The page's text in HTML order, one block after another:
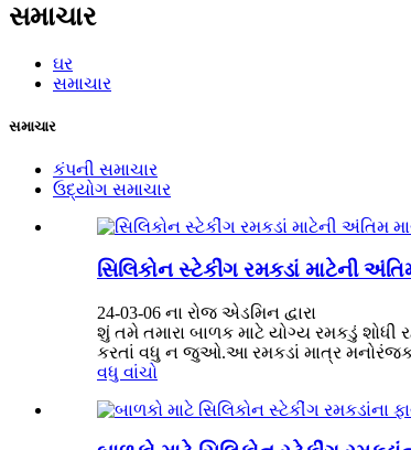
સમાચાર
ઘર
સમાચાર
સમાચાર
કંપની સમાચાર
ઉદ્યોગ સમાચાર
સિલિકોન સ્ટેકીંગ રમકડાં માટેની
24-03-06 ના રોજ એડમિન દ્વારા
શું તમે તમારા બાળક માટે યોગ્ય રમકડું
કરતાં વધુ ન જુઓ.આ રમકડાં માત્ર
વધુ વાંચો